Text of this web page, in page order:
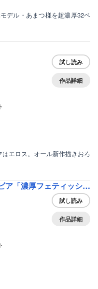
デル・あまつ様を超濃厚32ペ
試し読み
作品詳細
エロス。オール新作描きおろ
［ハレム］あまつ様フェチグラビア「濃厚フェティッシュ」【美麗版32P】
試し読み
作品詳細